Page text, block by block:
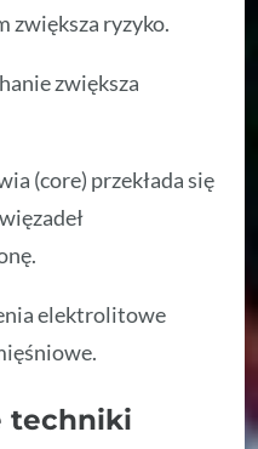
zwiększa ryzyko.
zwiększa
(core) przekłada się
elektrolitowe
techniki